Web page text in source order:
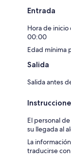
Entrada
Hora de
00:00
Edad mínima
Salida
Salida antes
El personal
su llegada al
La
traducirse